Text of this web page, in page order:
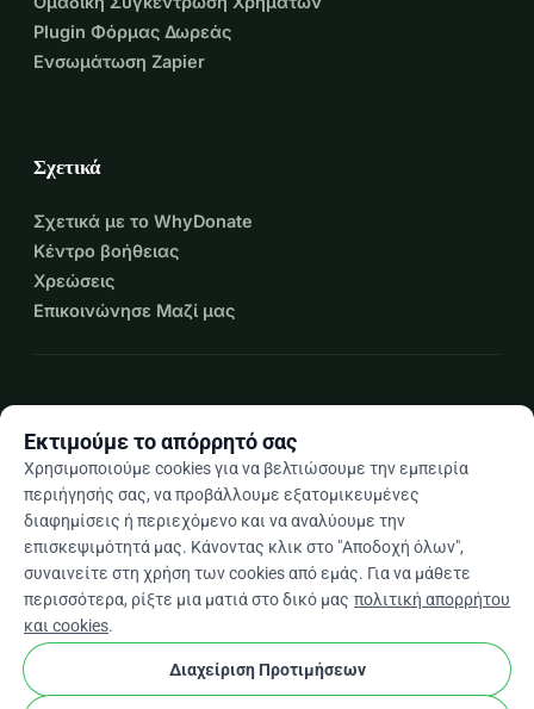
Plugin Φόρμας Δωρεάς
Ενσωμάτωση Zapier
Σχετικά
Σχετικά με το WhyDonate
Κέντρο βοήθειας
Χρεώσεις
Επικοινώνησε Μαζί μας
Elarrow_drop_down
★★★★★4,9 / 5 βάσει 500+ κριτικών
© 2012–2026
Εκτιμούμε το απόρρητό σας
Χρησιμοποιούμε cookies για να βελτιώσουμε την εμπειρία
περιήγησής σας, να προβάλλουμε εξατομικευμένες
διαφημίσεις ή περιεχόμενο και να αναλύουμε την
επισκεψιμότητά μας. Κάνοντας κλικ στο "Αποδοχή όλων",
συναινείτε στη χρήση των cookies από εμάς. Για να μάθετε
περισσότερα, ρίξτε μια ματιά στο δικό μας πολιτική απορρήτου
και cookies.
Διαχείριση Προτιμήσεων